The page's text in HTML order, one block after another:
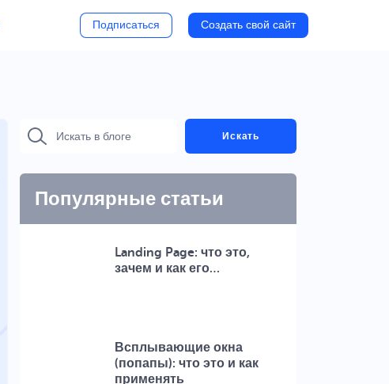
Подписаться Создать свой сайт
Искать
Популярные статьи
Landing Page: что это,
зачем и как его…
Всплывающие окна
(попапы): что это и как
применять